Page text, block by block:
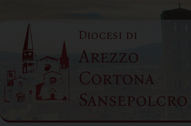
content
Diocesi di
Arezzo
Cortona
Sansepolcro